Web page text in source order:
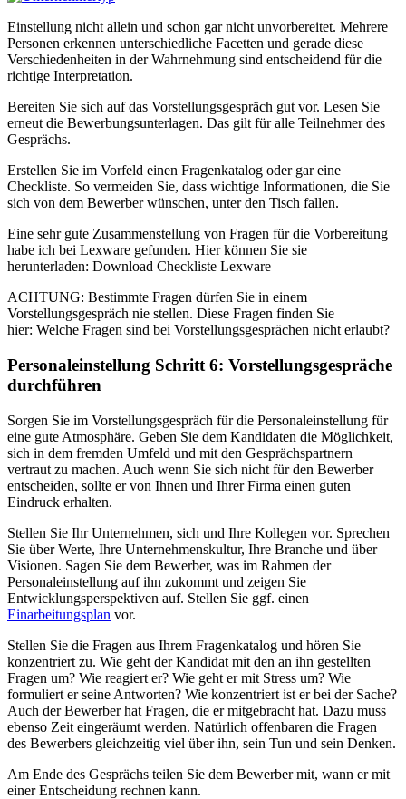
Einstellung nicht allein und schon gar nicht unvorbereitet. Mehrere
Personen erkennen unterschiedliche Facetten und gerade diese
Verschiedenheiten in der Wahrnehmung sind entscheidend für die
richtige Interpretation.
Bereiten Sie sich auf das Vorstellungsgespräch gut vor. Lesen Sie
erneut die Bewerbungsunterlagen. Das gilt für alle Teilnehmer des
Gesprächs.
Erstellen Sie im Vorfeld einen Fragenkatalog oder gar eine
Checkliste. So vermeiden Sie, dass wichtige Informationen, die Sie
sich von dem Bewerber wünschen, unter den Tisch fallen.
Eine sehr gute Zusammenstellung von Fragen für die Vorbereitung
habe ich bei Lexware gefunden. Hier können Sie sie
herunterladen: Download Checkliste Lexware
ACHTUNG: Bestimmte Fragen dürfen Sie in einem
Vorstellungsgespräch nie stellen. Diese Fragen finden Sie
hier: Welche Fragen sind bei Vorstellungsgesprächen nicht erlaubt?
Personaleinstellung Schritt 6: Vorstellungsgespräche
durchführen
Sorgen Sie im Vorstellungsgespräch für die Personaleinstellung für
eine gute Atmosphäre. Geben Sie dem Kandidaten die Möglichkeit,
sich in dem fremden Umfeld und mit den Gesprächspartnern
vertraut zu machen. Auch wenn Sie sich nicht für den Bewerber
entscheiden, sollte er von Ihnen und Ihrer Firma einen guten
Eindruck erhalten.
Stellen Sie Ihr Unternehmen, sich und Ihre Kollegen vor. Sprechen
Sie über Werte, Ihre Unternehmenskultur, Ihre Branche und über
Visionen. Sagen Sie dem Bewerber, was im Rahmen der
Personaleinstellung auf ihn zukommt und zeigen Sie
Entwicklungsperspektiven auf. Stellen Sie ggf. einen
Einarbeitungsplan vor.
Stellen Sie die Fragen aus Ihrem Fragenkatalog und hören Sie
konzentriert zu. Wie geht der Kandidat mit den an ihn gestellten
Fragen um? Wie reagiert er? Wie geht er mit Stress um? Wie
formuliert er seine Antworten? Wie konzentriert ist er bei der Sache?
Auch der Bewerber hat Fragen, die er mitgebracht hat. Dazu muss
ebenso Zeit eingeräumt werden. Natürlich offenbaren die Fragen
des Bewerbers gleichzeitig viel über ihn, sein Tun und sein Denken.
Am Ende des Gesprächs teilen Sie dem Bewerber mit, wann er mit
einer Entscheidung rechnen kann.